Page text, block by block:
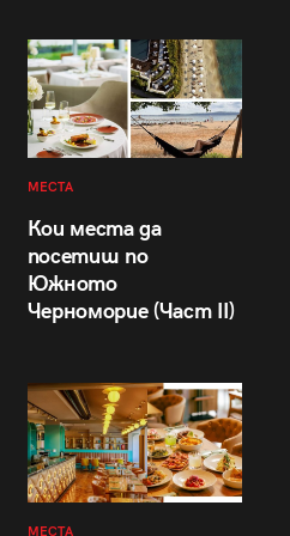
МЕСТА
Кои места да
посетиш по
Южното
Черноморие (Част II)
МЕСТА